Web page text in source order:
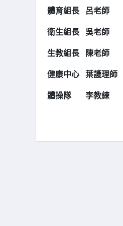
體育組長 呂老師
衛生組長 吳老師
生教組長 陳老師
健康中心 葉護理師
體操隊 李教練